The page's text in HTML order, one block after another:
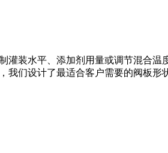
灌装水平、添加剂用量或调节混合
我们设计了最适合客户需要的阀板形